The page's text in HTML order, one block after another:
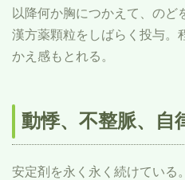
以降何か胸につかえて、のど
漢方薬顆粒をしばらく投与。
かえ感もとれる。
動悸、不整脈、自
安定剤を永く永く続けている